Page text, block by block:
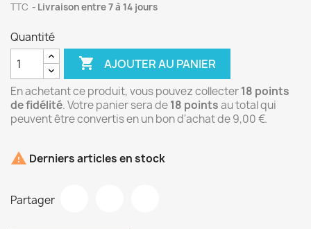
TTC Livraison entre 7 à 14 jours
Quantité
 AJOUTER AU PANIER
En achetant ce produit, vous pouvez collecter18 points
de fidélité. Votre panier sera de18 pointsau total qui
peuvent être convertis en un bon d'achat de9,00 €.
 Derniers articles en stock
Partager